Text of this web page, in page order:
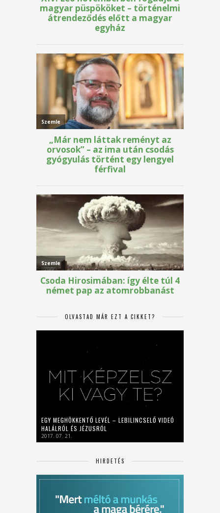
OLVASTAD MÁR EZT A CIKKET?
EGY MEGHÖKKENTŐ LEVÉL – LEBILINCSELŐ VIDEÓ
HALÁLRÓL ÉS JÉZUSRÓL
2017. 07. 21.
HIRDETÉS